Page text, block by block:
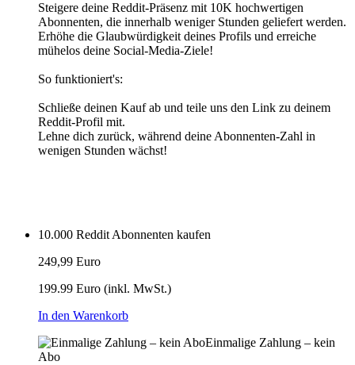
Steigere deine Reddit-Präsenz mit 10K hochwertigen
Abonnenten, die innerhalb weniger Stunden geliefert werden.
Erhöhe die Glaubwürdigkeit deines Profils und erreiche
mühelos deine Social-Media-Ziele!
So funktioniert's:
Schließe deinen Kauf ab und teile uns den Link zu deinem
Reddit-Profil mit.
Lehne dich zurück, während deine Abonnenten-Zahl in
wenigen Stunden wächst!
10.000 Reddit Abonnenten kaufen
249,99 Euro
199.99 Euro (inkl. MwSt.)
In den Warenkorb
Einmalige Zahlung – kein
Abo